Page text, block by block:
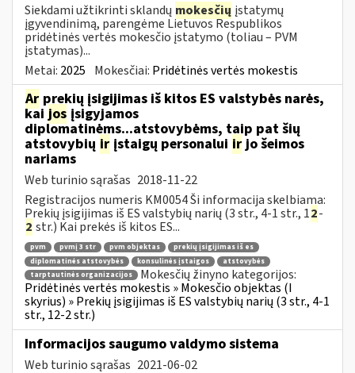
Siekdami užtikrinti sklandų mokesčių įstatymų
įgyvendinimą, parengėme Lietuvos Respublikos
pridėtinės vertės mokesčio įstatymo (toliau – PVM
įstatymas)...
Metai: 2025 Mokesčiai: Pridėtinės vertės mokestis
Ar prekių įsigijimas iš kitos ES valstybės narės,
kai jos įsigyjamos
diplomatinėms...atstovybėms, taip pat šių
atstovybių ir įstaigų personalui irjo šeimos
nariams
Web turinio sąrašas 2018-11-22
Registracijos numeris KM0054 Ši informacija skelbiama:
Prekių įsigijimas iš ES valstybių narių (3 str., 4-1 str., 12-
2 str.) Kai prekės iš kitos ES...
pvm pvmį 3 str pvm objektas
prekių įsigijimas iš es
diplomatinės atstovybės
konsulinės įstaigos
atstovybės
tarptautinės organizacijos
Mokesčių žinyno kategorijos:
Pridėtinės vertės mokestis » Mokesčio objektas (I
skyrius) » Prekių įsigijimas iš ES valstybių narių (3 str., 4-1
str., 12-2 str.)
Informacijos saugumo valdymo sistema
Web turinio sąrašas 2021-06-02